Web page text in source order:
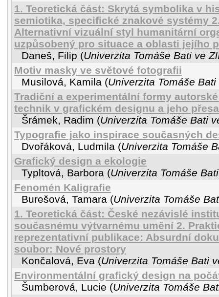
1. Teoretická část: Skrytá symbolika v
semiotika, specifické znakové systémy
Alternativní vizuální styl humanitární
uzpůsobený pro situace a oblasti jejího
Daneš, Filip (Univerzita Tomáše Bati ve
Motiv masky ve světové fotografii
Musilová, Kamila (Univerzita Tomáše
Tradiční a experimentální formy
technik v grafickém designu a jeho
Šrámek, Radim (Univerzita Tomáše Bati
Typografie jako inspirace současných
Dvořáková, Ludmila (Univerzita Tomáše
Grafický design a ekologie
Typltová, Barbora (Univerzita Tomáše
Fenomén Kaligrafie
Burešová, Tamara (Univerzita Tomáše
1. Teoretická část: České nezávislé
současnému výtvarnému umění 2.
reprezentativní publikace: Absurdní
soubor: Nové prostory
Končalová, Eva (Univerzita Tomáše Bati
Environmentální grafický design na
Šumberová, Lucie (Univerzita Tomáše